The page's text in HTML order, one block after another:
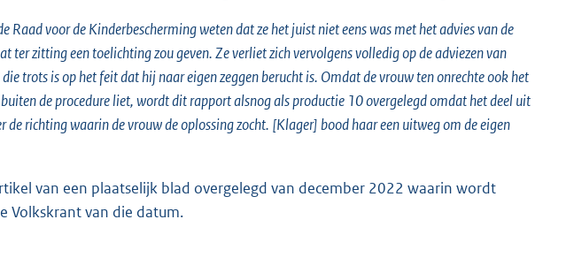
voor de Kinderbescherming weten dat ze het juist niet eens was met het advies van de
ter zitting een toelichting zou geven. Ze verliet zich vervolgens volledig op de adviezen van
trots is op het feit dat hij naar eigen zeggen berucht is. Omdat de vrouw ten onrechte ook het
de procedure liet, wordt dit rapport alsnog als productie 10 overgelegd omdat het deel uit
de richting waarin de vrouw de oplossing zocht. [Klager] bood haar een uitweg om de eigen
van een plaatselijk blad overgelegd van december 2022 waarin wordt
Volkskrant van die datum.